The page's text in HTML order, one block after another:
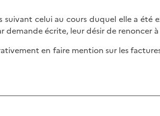
celui au cours duquel elle a été
demande écrite, leur désir de renoncer
en faire mention sur les